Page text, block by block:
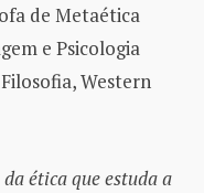
de Metaética
e Psicologia
Western
ética que estuda a